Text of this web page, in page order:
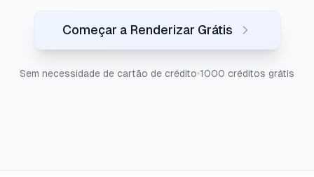
Começar a Renderizar Grátis
Sem necessidade de cartão de crédito 1000 créditos grátis